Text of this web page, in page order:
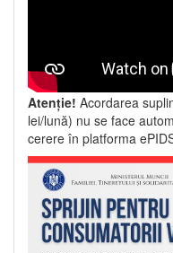
Atenție! Acordarea
lei/lună) nu se face
cerere în platforma